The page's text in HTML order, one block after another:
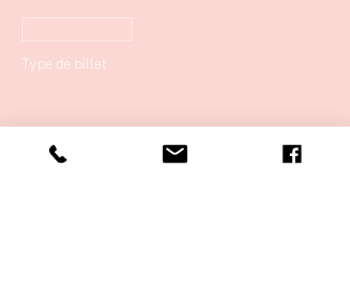
Type de billet